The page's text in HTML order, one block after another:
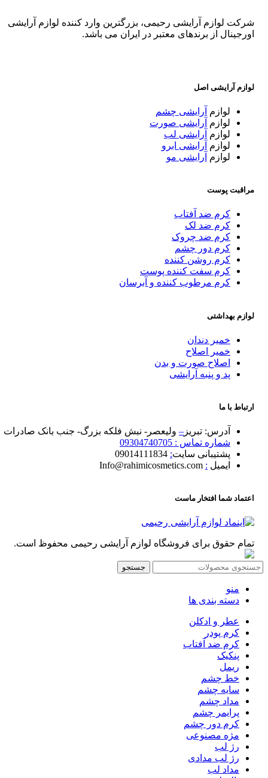
شرکت لوازم آرایشی رحیمی، بزرگترین وارد کننده لوازم آرایشی
اورجینال از برندهای معتبر در ایران می باشد.
لوازم آرایشی اصل
لوازم آرایشی چشم
لوازم آرایشی صورت
لوازم آرایشی لب
لوازم آرایشی ابرو
لوازم آرایشی مو
مراقبت پوست
کرم ضد آفتاب
کرم ضد لک
کرم ضد چروک
کرم دور چشم
کرم روشن کننده
کرم سفت کننده پوست
کرم مرطوب کننده و آبرسان
لوازم بهداشتی
خمیر دندان
خمیر اصلاح
اصلاح صورت و بدن
پد و پنبه آرایشی
ارتباط با ما
آدرس: تبریز – ولیعصر- نبش فلکه بزرگ- جنب بانک صادرات
شماره تماس : 09304740705
پشتیبانی سایت:
ایمیل :
اعتماد شما افتخار ماست
تمام حقوق برای فروشگاه لوازم آرایشی رحیمی محفوظ است.
جستجو
منو
دسته بندی ها
عطر و ادکلن
کرم پودر
کرم ضد آفتاب
پنکیک
ریمل
خط چشم
سایه چشم
مداد چشم
پرایمر چشم
کرم دور چشم
مژه مصنوعی
رژ لب
رژ لب مدادی
مداد لب